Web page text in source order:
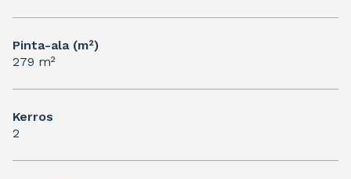
Pinta-ala (m²)
279 m²
Kerros
2